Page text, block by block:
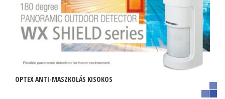
OPTEX ANTI-MASZKOLÁS KISOKOS